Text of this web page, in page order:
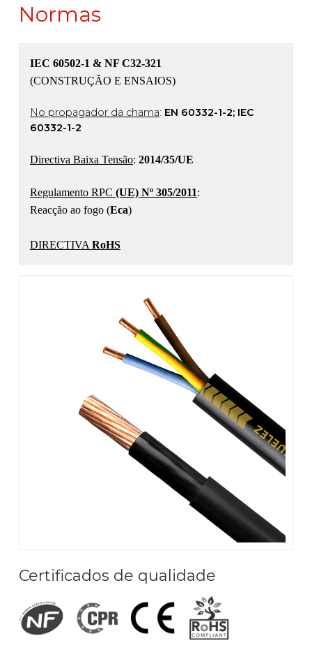
Normas
IEC 60502-1 & NF C32-321
(CONSTRUÇÃO E ENSAIOS)
No propagador da chama: EN 60332-1-2; IEC
60332-1-2
Directiva Baixa Tensão: 2014/35/UE
Regulamento RPC (UE) Nº 305/2011:
Reacção ao fogo (Eca)
DIRECTIVA RoHS
Certificados de qualidade